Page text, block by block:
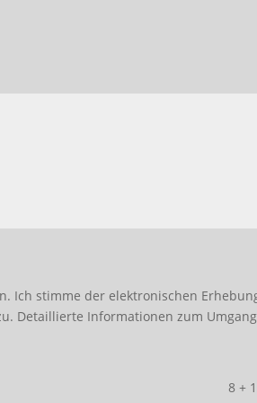
Ich stimme der elektronischen
Detaillierte Informationen zum
8 +